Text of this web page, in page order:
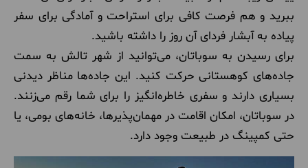
ببرید و هم فرصت کافی برای استراحت و آمادگی برای سفر
پیاده به آبشار فردای آن روز را داشته باشید.
برای رسیدن به سوباتان، می‌توانید از شهر تالش به سمت
جاده‌های کوهستانی حرکت کنید. این جاده‌ها مناظر دیدنی
بسیاری دارند و سفری خاطره‌انگیز را برای شما رقم می‌زنند.
در سوباتان، امکان اقامت در مهمان‌پذیرها، خانه‌های بومی، یا
حتی کمپینگ در طبیعت وجود دارد.